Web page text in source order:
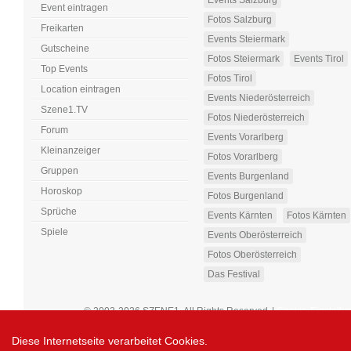
Diese Internetseite verarbeitet Cookies.
Event eintragen
Freikarten
Gutscheine
Top Events
Location eintragen
Szene1.TV
Forum
Kleinanzeiger
Gruppen
Horoskop
Sprüche
Spiele
Fotos Salzburg
Events Steiermark
Fotos Steiermark
Events Tirol
Fotos Tirol
Events Niederösterreich
Fotos Niederösterreich
Events Vorarlberg
Fotos Vorarlberg
Events Burgenland
Fotos Burgenland
Events Kärnten
Fotos Kärnten
Events Oberösterreich
Fotos Oberösterreich
Das Festival
© 2003-2026 SZENE1. All Rights Reserved|Cookie-